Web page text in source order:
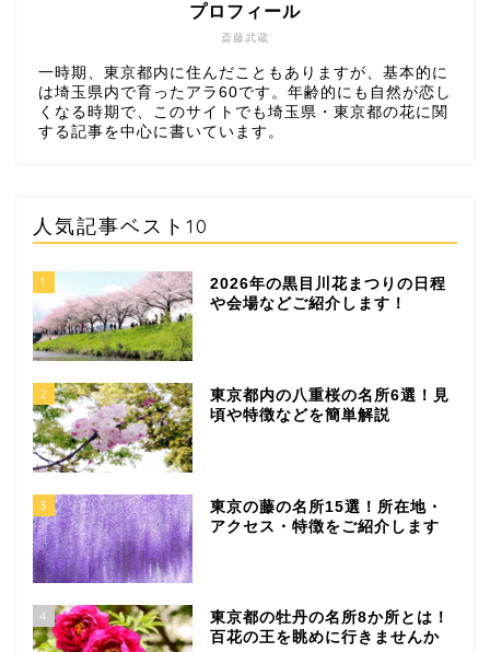
斎藤武蔵
プロフィール
一時期、東京都内に住んだこともありますが、基本的に
は埼玉県内で育ったアラ60です。年齢的にも自然が恋し
くなる時期で、このサイトでも埼玉県・東京都の花に関
する記事を中心に書いています。
人気記事ベスト10
1
2026年の黒目川花まつりの日程
や会場などご紹介します！
2
東京都内の八重桜の名所6選！見
頃や特徴などを簡単解説
3
東京の藤の名所15選！所在地・
アクセス・特徴をご紹介します
4
東京都の牡丹の名所8か所とは！
百花の王を眺めに行きませんか